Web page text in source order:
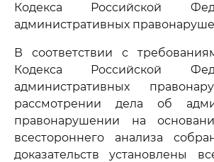
Кодекса Российской
административных
В соответствии с
Кодекса Российской
административных
рассмотрении дела об
правонарушении на
всестороннего анализа
доказательств установлены